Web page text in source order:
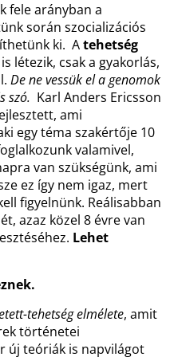
fele arányban a
során szocializációs
ki. Atehetség
létezik, csak a gyakorlás,
De ne vessük el a genomok
szó. Karl Anders Ericsson
ami
egy téma szakértője 10
valamivel,
van szükségünk, ami
ez így nem igaz, mert
figyelnünk. Reálisabban
azaz közel 8 évre van
Lehet
tehetség elmélete, amit
történetei
új teóriák is napvilágot